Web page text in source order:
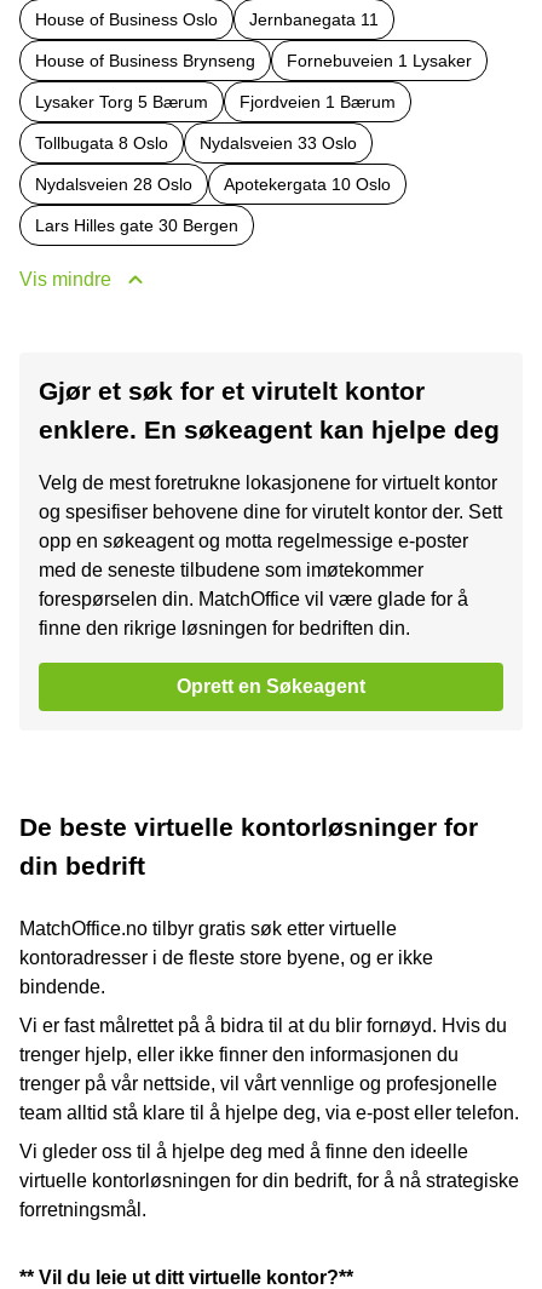
House of Business Oslo Jernbanegata 11
House of Business Brynseng Fornebuveien 1 Lysaker
Lysaker Torg 5 Bærum Fjordveien 1 Bærum
Tollbugata 8 Oslo Nydalsveien 33 Oslo
Nydalsveien 28 Oslo Apotekergata 10 Oslo
Lars Hilles gate 30 Bergen
Vis mindre
Gjør et søk for et virutelt kontor
enklere. En søkeagent kan hjelpe deg
Velg de mest foretrukne lokasjonene for virtuelt kontor
og spesifiser behovene dine for virutelt kontor der. Sett
opp en søkeagent og motta regelmessige e-poster
med de seneste tilbudene som imøtekommer
forespørselen din. MatchOffice vil være glade for å
finne den rikrige løsningen for bedriften din.
Oprett en Søkeagent
De beste virtuelle kontorløsninger for
din bedrift
MatchOffice.no tilbyr gratis søk etter virtuelle
kontoradresser i de fleste store byene, og er ikke
bindende.
Vi er fast målrettet på å bidra til at du blir fornøyd. Hvis du
trenger hjelp, eller ikke finner den informasjonen du
trenger på vår nettside, vil vårt vennlige og profesjonelle
team alltid stå klare til å hjelpe deg, via e-post eller telefon.
Vi gleder oss til å hjelpe deg med å finne den ideelle
virtuelle kontorløsningen for din bedrift, for å nå strategiske
forretningsmål.
** Vil du leie ut ditt virtuelle kontor?**